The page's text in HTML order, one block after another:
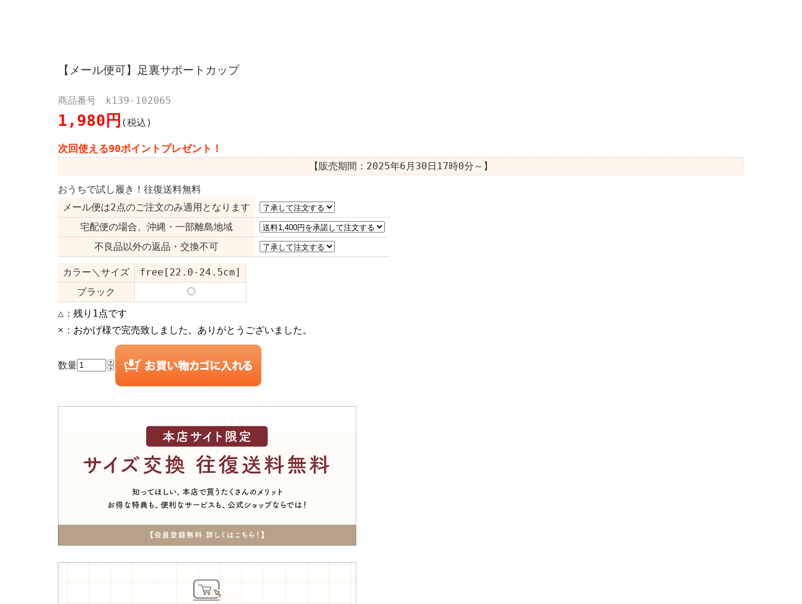
【メール便可】足裏サポートカップ
商品番号 k139-102065
1,980円 (税込)
次回使える90ポイントプレゼント！
【販売期間： 2025年6月30日17時0分 ～】
おうちで試し履き！往復送料無料
メール便は2点のご注文のみ適用となります
宅配便の場合、沖縄・一部離島地域
不良品以外の返品・交換不可
カラー＼サイズ
free[22.0-24.5cm]
ブラック
△： 残り1点です
×： おかげ様で完売致しました。ありがとうございました。
数量